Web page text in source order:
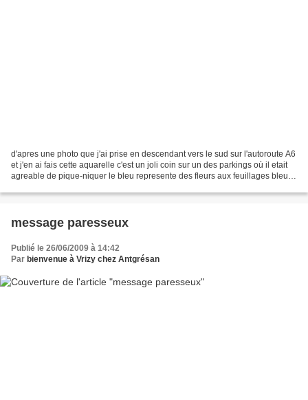
d'apres une photo que j'ai prise en descendant vers le sud sur l'autoroute A6
et j'en ai fais cette aquarelle c'est un joli coin sur un des parkings où il etait
agreable de pique-niquer le bleu represente des fleurs aux feuillages bleus
message paresseux
Publié le 26/06/2009 à 14:42
Par bienvenue à Vrizy chez Antgrésan